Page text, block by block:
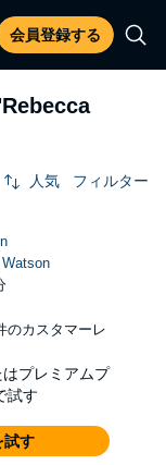
会員登録する
人気 フィルター
のカスタマーレ
プレミアムプ
試す
試す